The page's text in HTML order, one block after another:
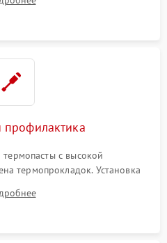
портов USB
профилактика
с высокой
термопрокладок. Установка
Предварительная